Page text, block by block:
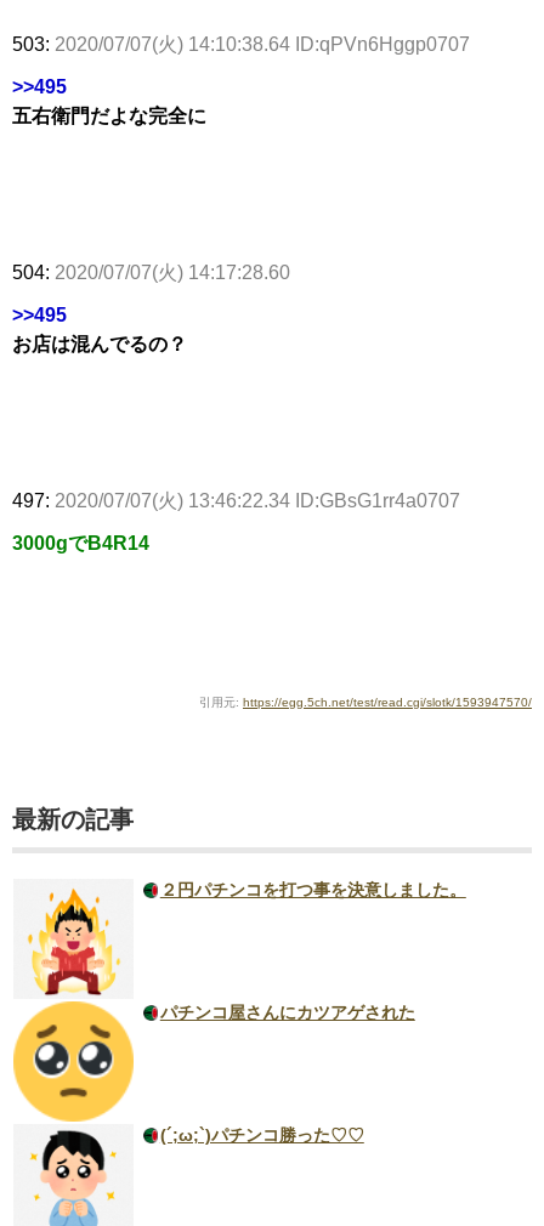
503: 2020/07/07(火) 14:10:38.64 ID:qPVn6Hggp0707
>>495
五右衛門だよな完全に
504: 2020/07/07(火) 14:17:28.60
>>495
お店は混んでるの？
497: 2020/07/07(火) 13:46:22.34 ID:GBsG1rr4a0707
3000gでB4R14
引用元: https://egg.5ch.net/test/read.cgi/slotk/1593947570/
最新の記事
２円パチンコを打つ事を決意しました。
パチンコ屋さんにカツアゲされた
(´;ω;`)パチンコ勝った♡♡